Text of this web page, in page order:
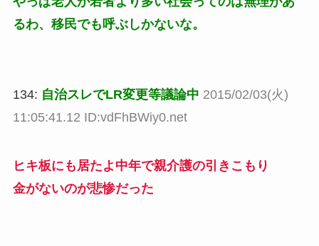
るわ、移民でも呼ぶしかないな。
134: 自治スレでLR変更等議論中 2015/02/03(火)
11:05:41.12 ID:vdFhBWiy0.net
ヒキ板にも居たよ中年で親介護の引きこもり
金がないのが悲惨だった